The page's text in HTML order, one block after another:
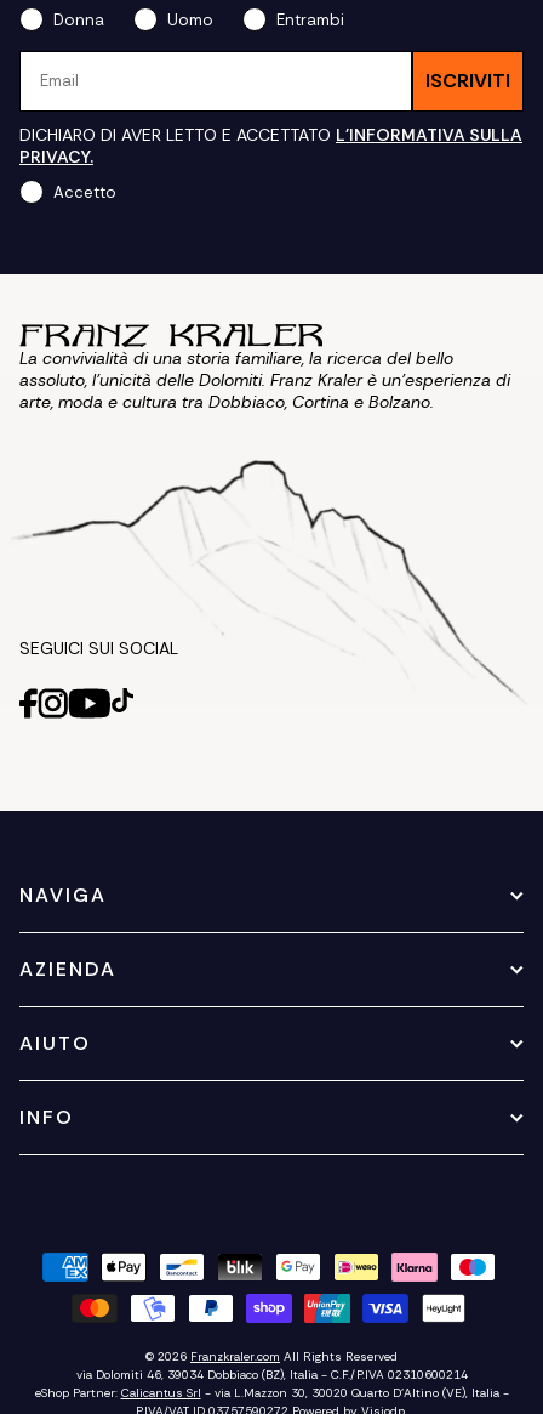
Donna
Uomo
Entrambi
ISCRIVITI
DICHIARO DI AVER LETTO E ACCETTATO L'INFORMATIVA SULLA
PRIVACY.
Accetto
La convivialità di una storia familiare, la ricerca del bello
assoluto, l'unicità delle Dolomiti. Franz Kraler è un'esperienza di
arte, moda e cultura tra Dobbiaco, Cortina e Bolzano.
SEGUICI SUI SOCIAL
NAVIGA
AZIENDA
AIUTO
INFO
© 2026 Franzkraler.com All Rights Reserved
via Dolomiti 46, 39034 Dobbiaco (BZ), Italia - C.F./P.IVA 02310600214
eShop Partner: Calicantus Srl - via L.Mazzon 30, 30020 Quarto D'Altino (VE), Italia -